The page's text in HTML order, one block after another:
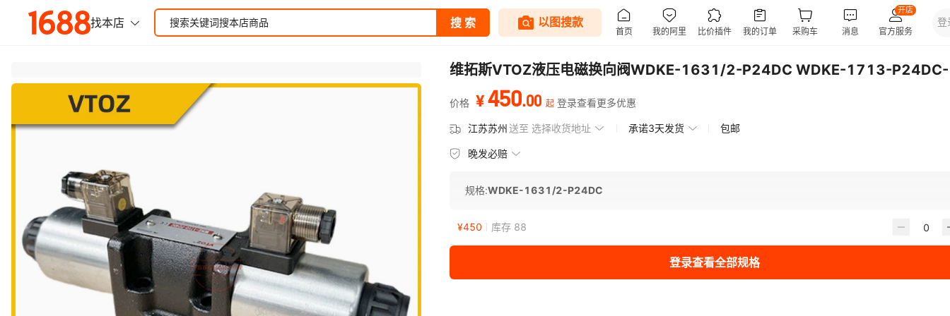
维拓斯VTOZ液压电磁换向阀WDKE-1631/2-P24DC WDKE-1713-
价格 ¥450.00 起 登录查看更多优惠
江苏苏州送至 选择收货地址 承诺3天发货 包邮
晚发必赔
规格:WDKE-1631/2-P24DC
¥450 库存 88
登录查看全部规格